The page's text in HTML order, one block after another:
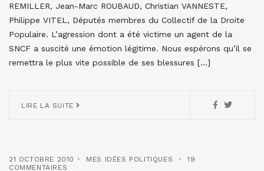
REMILLER, Jean-Marc ROUBAUD, Christian VANNESTE,
Philippe VITEL, Députés membres du Collectif de la Droite
Populaire. L’agression dont a été victime un agent de la
SNCF a suscité une émotion légitime. Nous espérons qu’il se
remettra le plus vite possible de ses blessures […]
LIRE LA SUITE
21 OCTOBRE 2010 MES IDÉES POLITIQUES
19
COMMENTAIRES